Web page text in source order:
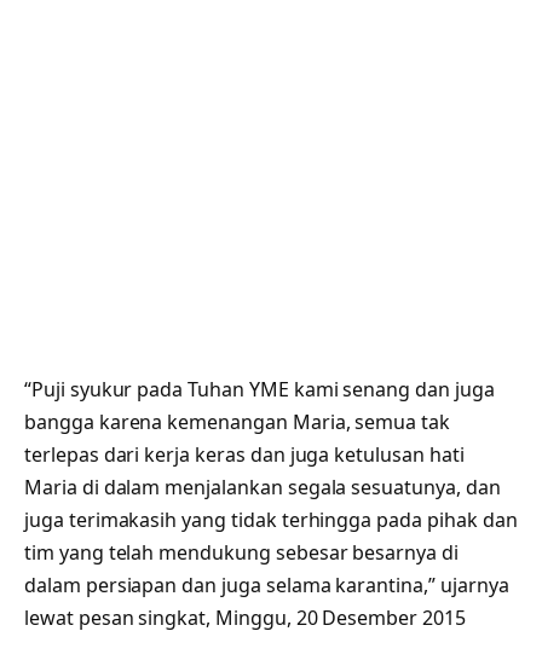
“Puji syukur pada Tuhan YME kami senang dan juga
bangga karena kemenangan Maria, semua tak
terlepas dari kerja keras dan juga ketulusan hati
Maria di dalam menjalankan segala sesuatunya, dan
juga terimakasih yang tidak terhingga pada pihak dan
tim yang telah mendukung sebesar besarnya di
dalam persiapan dan juga selama karantina,” ujarnya
lewat pesan singkat, Minggu, 20 Desember 2015